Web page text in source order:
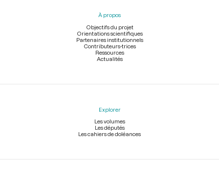
À propos
Objectifs du projet
Orientations scientifiques
Partenaires institutionnels
Contributeurs-trices
Ressources
Actualités
Explorer
Les volumes
Les députés
Les cahiers de doléances